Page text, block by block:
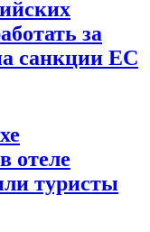
за
санкции ЕС
отеле
туристы